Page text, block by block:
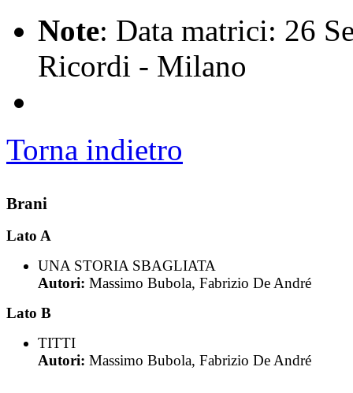
Note: Data matrici: 26
Ricordi - Milano
Torna indietro
Brani
Lato A
UNA STORIA SBAGLIATA
Autori: Massimo Bubola, Fabrizio De André
Lato B
TITTI
Autori: Massimo Bubola, Fabrizio De André